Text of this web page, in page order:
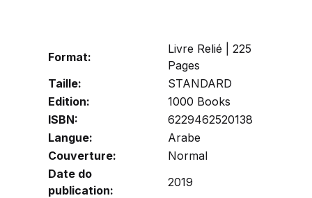
Format:
Livre Relié | 225
Pages
Taille:
STANDARD
Edition:
1000 Books
ISBN:
6229462520138
Langue:
Arabe
Couverture:
Normal
Date do
publication:
2019